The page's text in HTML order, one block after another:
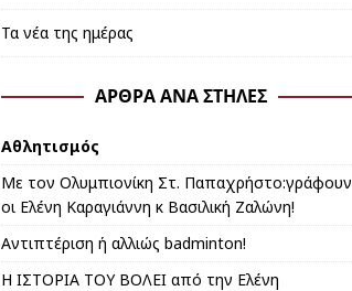
Τα νέα της ημέρας
ΆΡΘΡΑ ΑΝΆ ΣΤΉΛΕΣ
Αθλητισμός
Με τον Ολυμπιονίκη Στ. Παπαχρήστο:γράφουν
οι Ελένη Καραγιάννη κ Βασιλική Ζαλώνη!
Αντιπτέριση ή αλλιώς badminton!
Η ΙΣΤΟΡΙΑ ΤΟΥ ΒΟΛΕΙ από την Eλένη